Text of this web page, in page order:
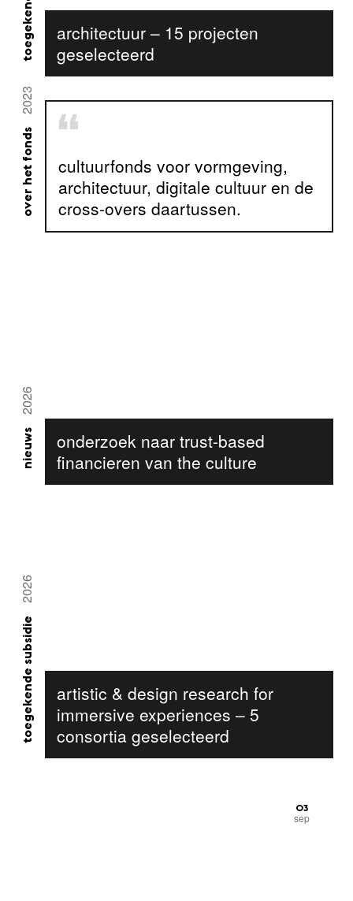
architectuur – 15 projecten
geselecteerd
cultuurfonds voor vormgeving,
architectuur, digitale cultuur en de
cross-overs daartussen.
over het fonds
2023
onderzoek naar trust-based
financieren van the culture
nieuws
2026
artistic & design research for
immersive experiences – 5
consortia geselecteerd
toegekende subsidie
2026
03
sep